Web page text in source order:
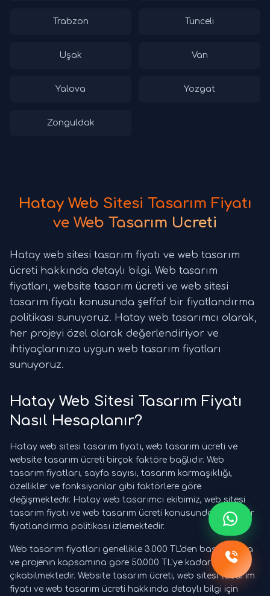
Trabzon Tunceli
Uşak Van
Yalova Yozgat
Zonguldak
Hatay Web Sitesi Tasarım Fiyatı
ve Web Tasarım Ücreti
Hatay web sitesi tasarım fiyatı ve web tasarım
ücreti hakkında detaylı bilgi. Web tasarım
fiyatları, website tasarım ücreti ve web sitesi
tasarım fiyatı konusunda şeffaf bir fiyatlandırma
politikası sunuyoruz. Hatay web tasarımcı olarak,
her projeyi özel olarak değerlendiriyor ve
ihtiyaçlarınıza uygun web tasarım fiyatları
sunuyoruz.
Hatay Web Sitesi Tasarım Fiyatı
Nasıl Hesaplanır?
Hatay web sitesi tasarım fiyatı, web tasarım ücreti ve
website tasarım ücreti birçok faktöre bağlıdır. Web
tasarım fiyatları, sayfa sayısı, tasarım karmaşıklığı,
özellikler ve fonksiyonlar gibi faktörlere göre
değişmektedir. Hatay web tasarımcı ekibimiz, web sitesi
tasarım fiyatı ve web tasarım ücreti konusunda şeffaf bir
fiyatlandırma politikası izlemektedir.
Web tasarım fiyatları genellikle 3.000 TL'den başlamakta
ve projenin kapsamına göre 50.000 TL'ye kadar
çıkabilmektedir. Website tasarım ücreti, web sitesi tasarım
fiyatı ve web tasarım ücreti hakkında detaylı bilgi için